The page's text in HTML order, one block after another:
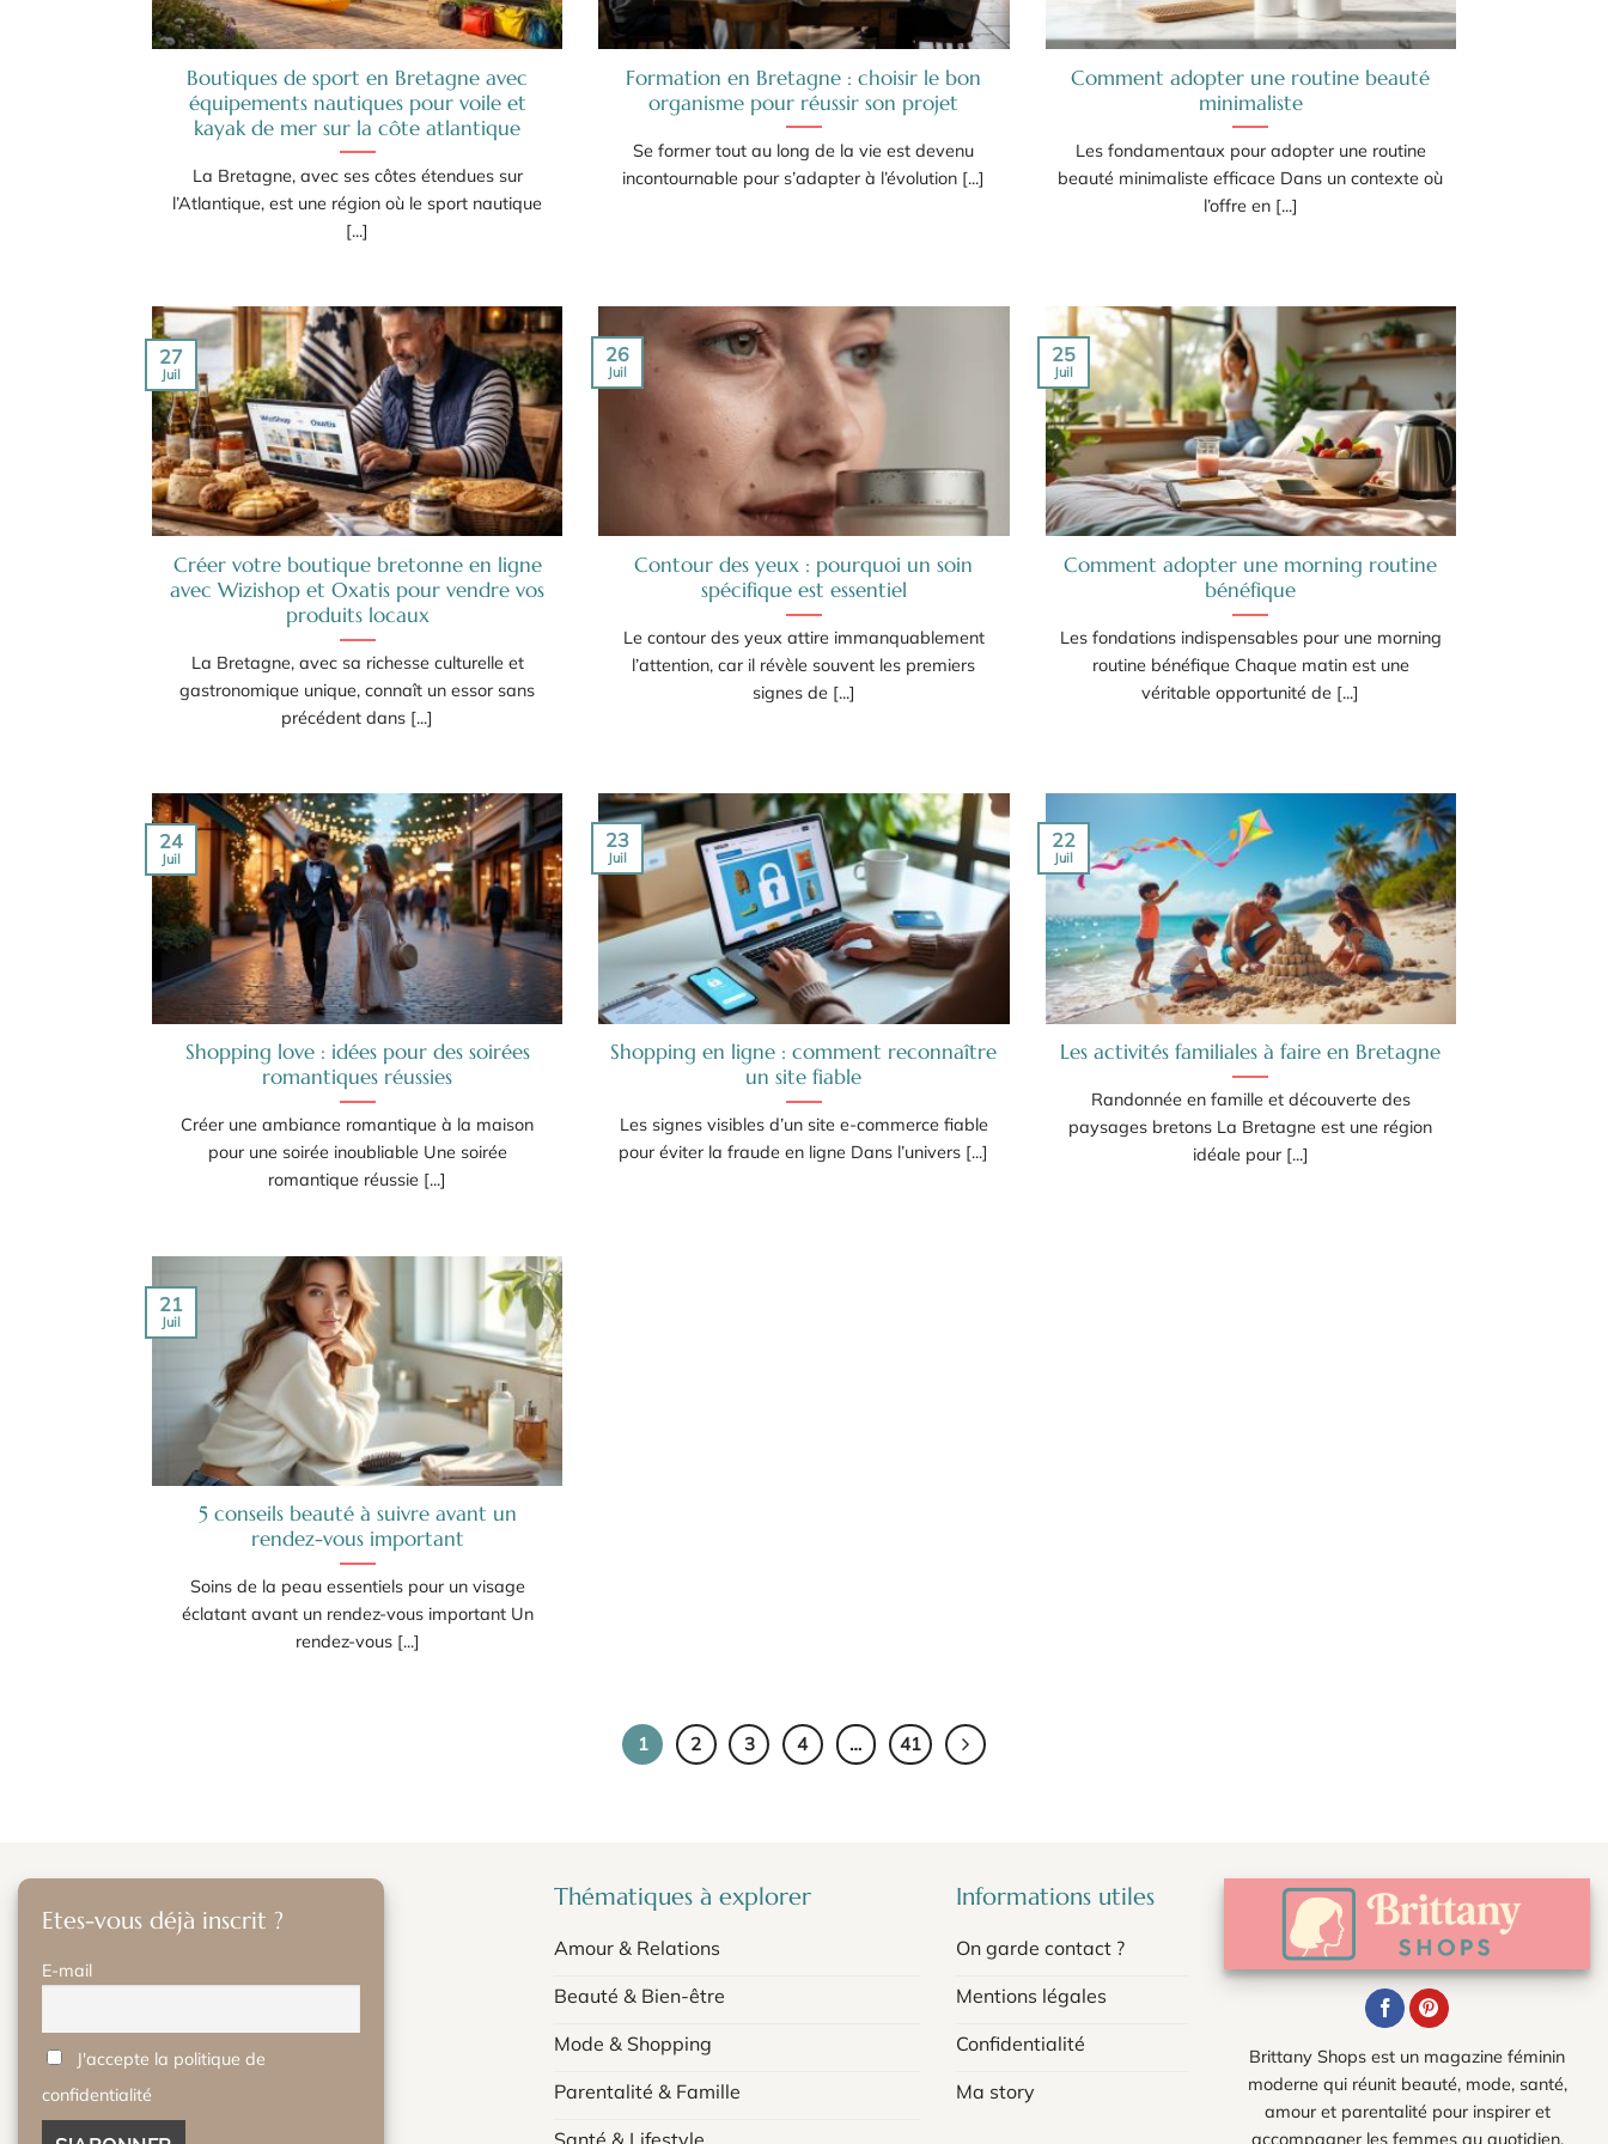
Boutiques de sport en Bretagne avec
équipements nautiques pour voile et
kayak de mer sur la côte atlantique
La Bretagne, avec ses côtes étendues sur
l’Atlantique, est une région où le sport nautique
[...]
Formation en Bretagne : choisir le bon
organisme pour réussir son projet
Se former tout au long de la vie est devenu
incontournable pour s’adapter à l’évolution [...]
Comment adopter une routine beauté
minimaliste
Les fondamentaux pour adopter une routine
beauté minimaliste efficace Dans un contexte où
l’offre en [...]
Créer votre boutique bretonne en ligne
avec Wizishop et Oxatis pour vendre vos
produits locaux
La Bretagne, avec sa richesse culturelle et
gastronomique unique, connaît un essor sans
précédent dans [...]
27
Juil
Contour des yeux : pourquoi un soin
spécifique est essentiel
Le contour des yeux attire immanquablement
l’attention, car il révèle souvent les premiers
signes de [...]
26
Juil
Comment adopter une morning routine
bénéfique
Les fondations indispensables pour une morning
routine bénéfique Chaque matin est une
véritable opportunité de [...]
25
Juil
Shopping love : idées pour des soirées
romantiques réussies
Créer une ambiance romantique à la maison
pour une soirée inoubliable Une soirée
romantique réussie [...]
24
Juil
Shopping en ligne : comment reconnaître
un site fiable
Les signes visibles d’un site e-commerce fiable
pour éviter la fraude en ligne Dans l’univers [...]
23
Juil
Les activités familiales à faire en Bretagne
Randonnée en famille et découverte des
paysages bretons La Bretagne est une région
idéale pour [...]
22
Juil
5 conseils beauté à suivre avant un
rendez-vous important
Soins de la peau essentiels pour un visage
éclatant avant un rendez-vous important Un
rendez-vous [...]
21
Juil
1 2 3 4 … 41
Etes-vous déjà inscrit ?
E-mail
J'accepte la politique de
confidentialité
Thématiques à explorer
Amour & Relations
Beauté & Bien-être
Mode & Shopping
Parentalité & Famille
Informations utiles
On garde contact ?
Mentions légales
Confidentialité
Ma story
Brittany Shops est un magazine féminin
moderne qui réunit beauté, mode, santé,
amour et parentalité pour inspirer et
accompagner les femmes au quotidien.